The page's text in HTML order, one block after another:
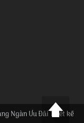
Ngàn Ưu Đãi Thiết kế